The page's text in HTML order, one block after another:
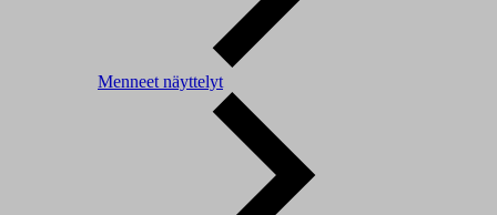
Menneet näyttelyt